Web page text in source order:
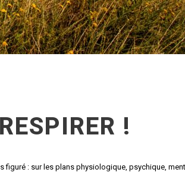
!
figuré : sur les plans physiologique, psychique,